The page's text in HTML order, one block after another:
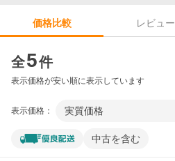
価格比較 レビュー
全5件
表示価格が安い順に表示しています
表示価格： 実質価格
中古を含む